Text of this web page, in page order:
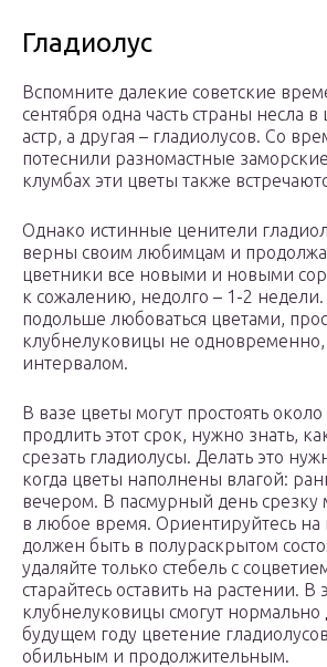
Гладиолус
Вспомните далекие советские
сентября одна часть страны несла
астр, а другая – гладиолусов. Со
потеснили разномастные
клумбах эти цветы также
Однако истинные ценители
верны своим любимцам и
цветники все новыми и новыми
к сожалению, недолго – 1-2 недели.
подольше любоваться цветами,
клубнелуковицы не
интервалом.
В вазе цветы могут простоять
продлить этот срок, нужно знать,
срезать гладиолусы. Делать это
когда цветы наполнены влагой:
вечером. В пасмурный день срезку
в любое время. Ориентируйтесь на
должен быть в полураскрытом
удаляйте только стебель с
старайтесь оставить на растении. В
клубнелуковицы смогут нормально
будущем году цветение
обильным и продолжительным.